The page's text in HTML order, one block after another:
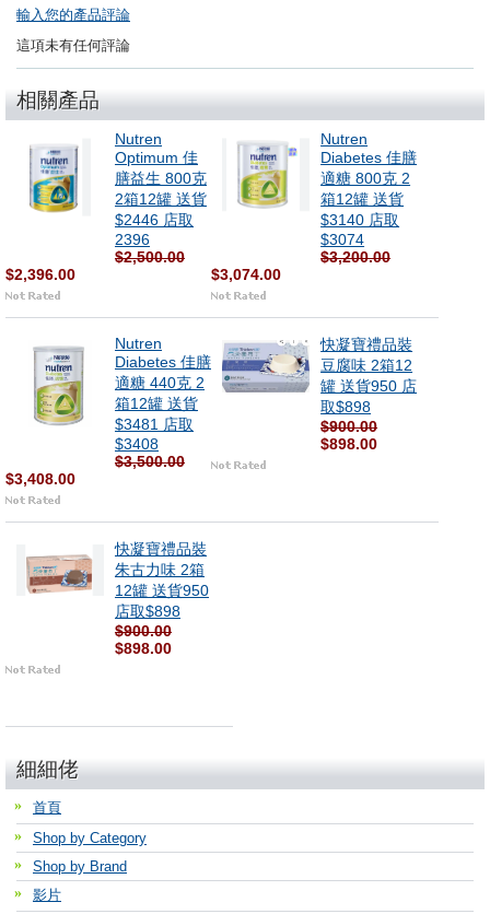
輸入您的產品評論
這項未有任何評論
相關產品
Nutren
Optimum 佳
膳益生 800克
2箱12罐 送貨
$2446 店取
2396
$2,500.00
$2,396.00
Nutren
Diabetes 佳膳
適糖 800克 2
箱12罐 送貨
$3140 店取
$3074
$3,200.00
$3,074.00
Nutren
Diabetes 佳膳
適糖 440克 2
箱12罐 送貨
$3481 店取
$3408
$3,500.00
$3,408.00
快凝寶禮品裝
豆腐味 2箱12
罐 送貨950 店
取$898
$900.00
$898.00
快凝寶禮品裝
朱古力味 2箱
12罐 送貨950
店取$898
$900.00
$898.00
細細佬
首頁
Shop by Category
Shop by Brand
影片